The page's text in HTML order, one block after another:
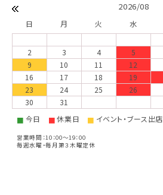
2026/08
日 月 火 水
2
3 4 5
9
10 11 12
16
17 18 19
23
24 25 26
30
31
■ 今日 ■休業日 ■ イベント・ブース出店
営業時間：10：00～19：00
毎週水曜・毎月第３木曜定休